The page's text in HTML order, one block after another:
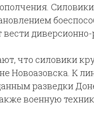
что силовики
Новоазовска. К
разведки
военную